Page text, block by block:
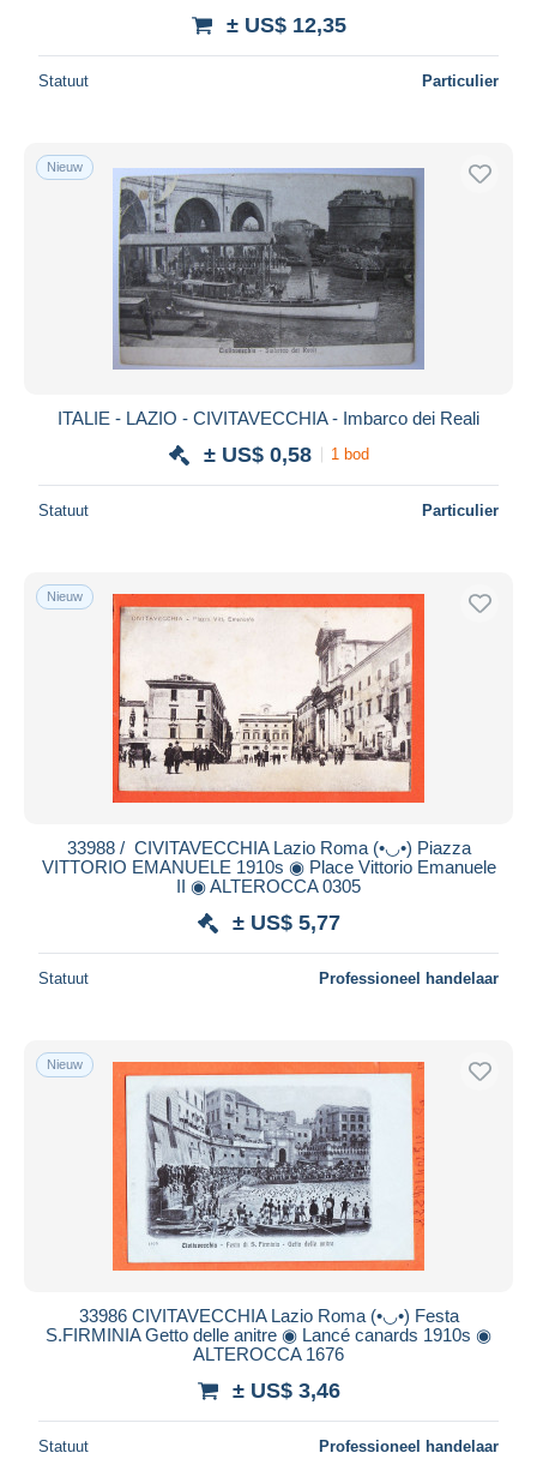
± US$ 12,35
Statuut Particulier
Nieuw
ITALIE - LAZIO - CIVITAVECCHIA - Imbarco dei Reali
± US$ 0,58 1 bod
Statuut Particulier
Nieuw
33988 / ️ CIVITAVECCHIA Lazio Roma (•◡•) Piazza
VITTORIO EMANUELE 1910s ◉ Place Vittorio Emanuele
II ◉ ALTEROCCA 0305
± US$ 5,77
Statuut Professioneel handelaar
Nieuw
33986 CIVITAVECCHIA Lazio Roma (•◡•) Festa
S.FIRMINIA Getto delle anitre ◉ Lancé canards 1910s ◉
ALTEROCCA 1676
± US$ 3,46
Statuut Professioneel handelaar